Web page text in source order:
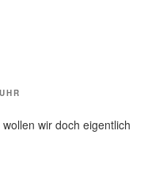
wir doch eigentlich